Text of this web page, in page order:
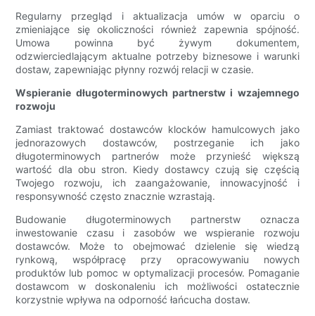
Regularny przegląd i aktualizacja umów w oparciu o
zmieniające się okoliczności również zapewnia spójność.
Umowa powinna być żywym dokumentem,
odzwierciedlającym aktualne potrzeby biznesowe i warunki
dostaw, zapewniając płynny rozwój relacji w czasie.
Wspieranie długoterminowych partnerstw i wzajemnego
rozwoju
Zamiast traktować dostawców klocków hamulcowych jako
jednorazowych dostawców, postrzeganie ich jako
długoterminowych partnerów może przynieść większą
wartość dla obu stron. Kiedy dostawcy czują się częścią
Twojego rozwoju, ich zaangażowanie, innowacyjność i
responsywność często znacznie wzrastają.
Budowanie długoterminowych partnerstw oznacza
inwestowanie czasu i zasobów we wspieranie rozwoju
dostawców. Może to obejmować dzielenie się wiedzą
rynkową, współpracę przy opracowywaniu nowych
produktów lub pomoc w optymalizacji procesów. Pomaganie
dostawcom w doskonaleniu ich możliwości ostatecznie
korzystnie wpływa na odporność łańcucha dostaw.